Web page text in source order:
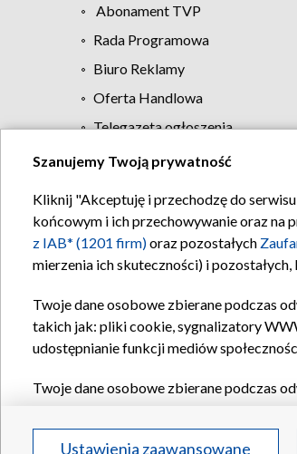
Abonament TVP
Rada Programowa
Biuro Reklamy
Oferta Handlowa
Telegazeta ogłoszenia
Szanujemy Twoją prywatność
Kliknij "Akceptuję i przechodzę do
końcowym i ich przechowywanie oraz na
z IAB* (1201 firm)oraz pozostałych
mierzenia ich skuteczności) i
Twoje dane osobowe zbierane podczas
takich jak: pliki cookie, sygnalizatory
udostępnianie funkcji mediów
Twoje dane osobowe zbierane podczas
Partnerów TVPdla realizacji
Ustawienia zaawansowane